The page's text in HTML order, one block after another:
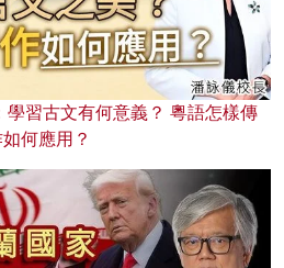
習古文有何意義？ 粵語怎樣傳
何應用？